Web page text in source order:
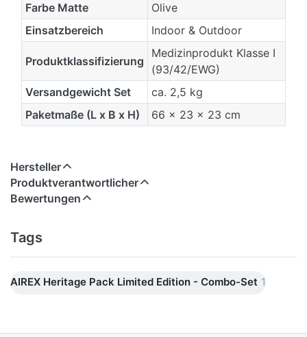
Farbe Matte
Olive
Einsatzbereich
Indoor & Outdoor
Produktklassifizierung
Medizinprodukt Klasse I
(93/42/EWG)
Versandgewicht Set
ca. 2,5 kg
Paketmaße (L x B x H)
66 x 23 x 23 cm
Hersteller
Produktverantwortlicher
Bewertungen
Tags
AIREX Heritage Pack Limited Edition - Combo-Set 1